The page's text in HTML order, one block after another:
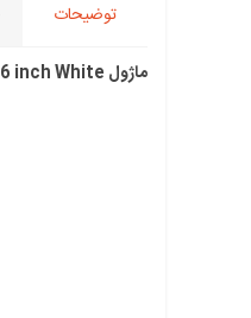
توضیحات
ماژول OLED 0.66 inch White